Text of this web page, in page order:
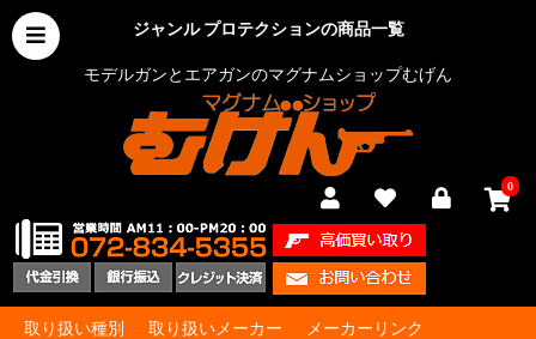
ジャンル プロテクションの商品一覧
モデルガンとエアガンのマグナムショップむげん
0
取り扱い種別 取り扱いメーカー メーカーリンク